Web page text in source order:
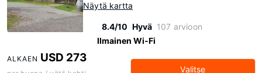
Näytä kartta
8.4/10 Hyvä 107 arvioon
Ilmainen Wi-Fi
ALKAEN USD 273
Valitse